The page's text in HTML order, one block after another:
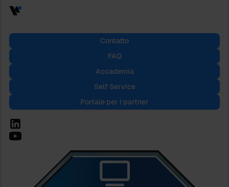
Contatto
FAQ
Accademia
Self Service
Portale per i partner